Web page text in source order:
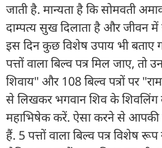
जाती है. मान्यता है कि सोमवती
दाम्पत्य सुख दिलाता है और जीवन में
इस दिन कुछ विशेष उपाय भी
पत्तों वाला बिल्व पत्र मिल जाए, तो
शिवाय" और 108 बिल्व पत्रों पर
से लिखकर भगवान शिव के शिवलिंग
महाभिषेक करें. ऐसा करने से आपकी
हैं. 5 पत्तों वाला बिल्व पत्र विशेष